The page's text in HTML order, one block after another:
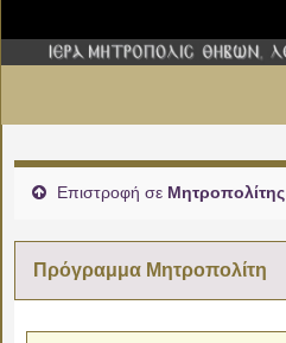
Επιστροφή σε Μητροπολίτης
Πρόγραμμα Μητροπολίτη